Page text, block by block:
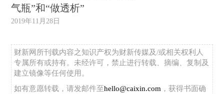
气瓶”和“做透析”
2019年11月28日
财新网所刊载内容之知识产权为财新传媒及/或相关权利人
专属所有或持有。未经许可，禁止进行转载、摘编、复制及
建立镜像等任何使用。
如有意愿转载，请发邮件至hello@caixin.com ，获得书面确